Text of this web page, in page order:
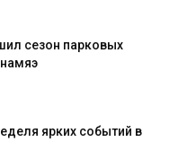
сезон парковых
ярких событий в